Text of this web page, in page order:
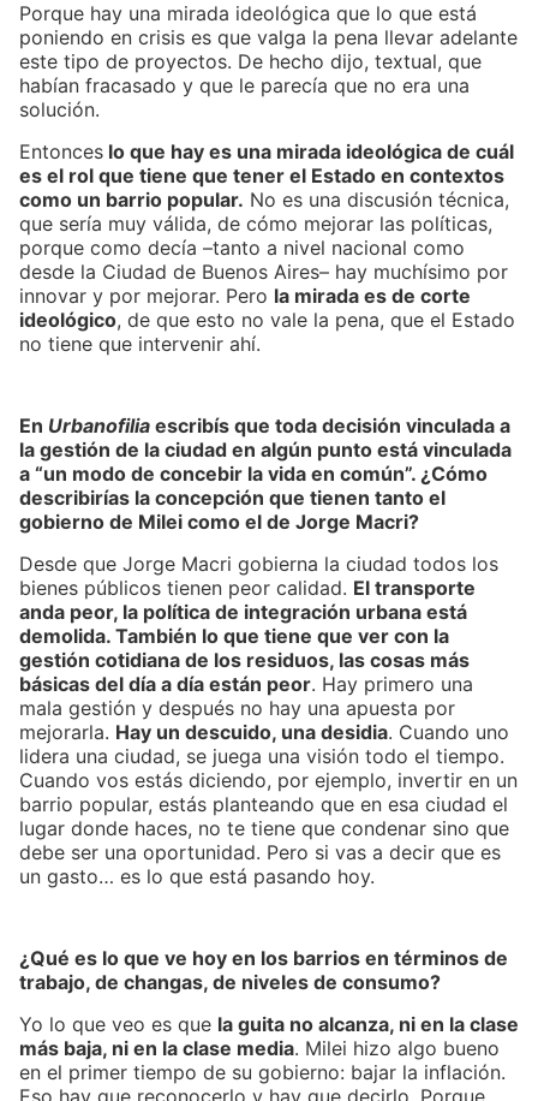
Porque hay una mirada ideológica que lo que está
poniendo en crisis es que valga la pena llevar adelante
este tipo de proyectos. De hecho dijo, textual, que
habían fracasado y que le parecía que no era una
solución.
Entonces lo que hay es una mirada ideológica de cuál
es el rol que tiene que tener el Estado en contextos
como un barrio popular. No es una discusión técnica,
que sería muy válida, de cómo mejorar las políticas,
porque como decía –tanto a nivel nacional como
desde la Ciudad de Buenos Aires– hay muchísimo por
innovar y por mejorar. Pero la mirada es de corte
ideológico, de que esto no vale la pena, que el Estado
no tiene que intervenir ahí.
En Urbanofilia escribís que toda decisión vinculada a
la gestión de la ciudad en algún punto está vinculada
a “un modo de concebir la vida en común”. ¿Cómo
describirías la concepción que tienen tanto el
gobierno de Milei como el de Jorge Macri?
Desde que Jorge Macri gobierna la ciudad todos los
bienes públicos tienen peor calidad. El transporte
anda peor, la política de integración urbana está
demolida. También lo que tiene que ver con la
gestión cotidiana de los residuos, las cosas más
básicas del día a día están peor. Hay primero una
mala gestión y después no hay una apuesta por
mejorarla. Hay un descuido, una desidia. Cuando uno
lidera una ciudad, se juega una visión todo el tiempo.
Cuando vos estás diciendo, por ejemplo, invertir en un
barrio popular, estás planteando que en esa ciudad el
lugar donde haces, no te tiene que condenar sino que
debe ser una oportunidad. Pero si vas a decir que es
un gasto… es lo que está pasando hoy.
¿Qué es lo que ve hoy en los barrios en términos de
trabajo, de changas, de niveles de consumo?
Yo lo que veo es que la guita no alcanza, ni en la clase
más baja, ni en la clase media. Milei hizo algo bueno
en el primer tiempo de su gobierno: bajar la inflación.
Eso hay que reconocerlo y hay que decirlo. Porque